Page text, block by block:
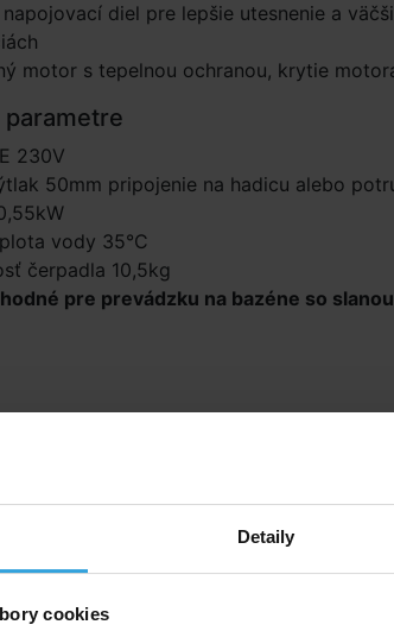
Detaily
cookies
diel pre lepšie utesnenie a
motor s tepelnou ochranou, krytie
230V
50mm pripojenie na hadicu alebo
vody 35°C
čerpadla 10,5kg
pre prevádzku na bazéne so